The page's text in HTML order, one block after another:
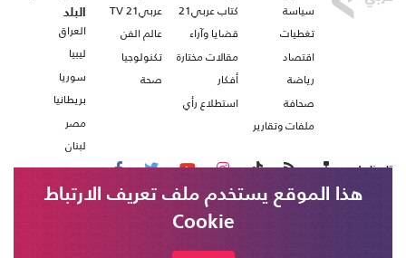
سياسة
تغطيات
اقتصاد
رياضة
صحافة
ملفات وتقارير
كتاب عربي21
قضايا وآراء
مقالات مختارة
أفكار
استطلاع رأي
عربي21 TV
عالم الفن
تكنولوجيا
صحة
البلد
العراق
ليبيا
سوريا
بريطانيا
مصر
لبنان
تابعنا على
هذا الموقع يستخدم ملف تعريف الارتباط
Cookie